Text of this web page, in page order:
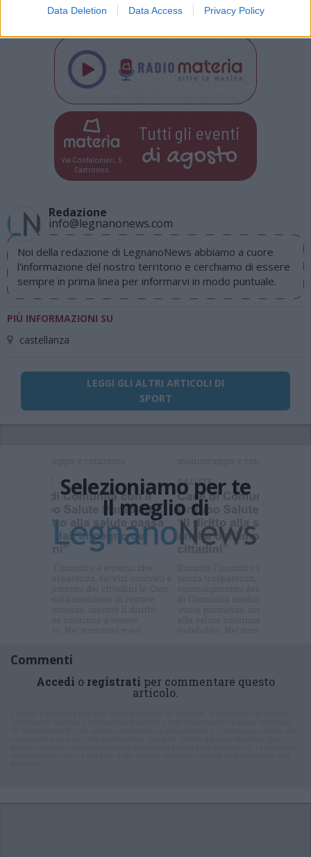
Data Deletion Data Access Privacy Policy
Via Confalonieri, 5
Castronno
Tutti gli eventi
di agosto
Redazione
info@legnanonews.com
Noi della redazione di LegnanoNews abbiamo a cuore
l'informazione del nostro territorio e cerchiamo di essere
sempre in prima linea per informarvi in modo puntuale.
PIÙ INFORMAZIONI SU
castellanza
LEGGI GLI ALTRI ARTICOLI DI
SPORT
Selezioniamo per te
Il meglio di
Commenti
Accedi o registrati per commentare questo
articolo.